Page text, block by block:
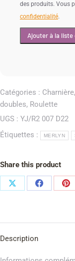
des produits. Vous
confidentialité.
Catégories : Charnière,
doubles, Roulette
UGS : YJ/R2 007 D22
Étiquettes :
MERLYN
Share this product
Description